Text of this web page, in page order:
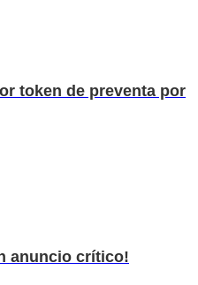
token de preventa por
anuncio crítico!